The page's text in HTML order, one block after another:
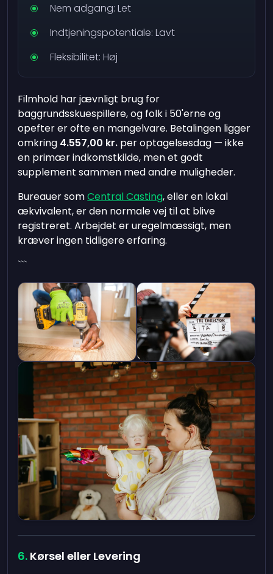
Nem adgang: Let
Indtjeningspotentiale: Lavt
Fleksibilitet: Høj
Filmhold har jævnligt brug for
baggrundsskuespillere, og folk i 50'erne og
opefter er ofte en mangelvare. Betalingen ligger
omkring 4.557,00 kr. per optagelsesdag — ikke
en primær indkomstkilde, men et godt
supplement sammen med andre muligheder.
Bureauer somCentral Casting, eller en lokal
ækvivalent, er den normale vej til at blive
registreret. Arbejdet er uregelmæssigt, men
kræver ingen tidligere erfaring.
```
Kørsel eller Levering